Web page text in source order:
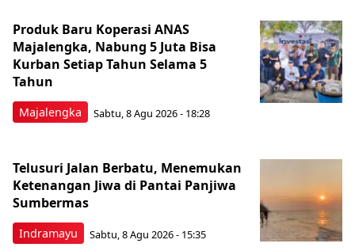
Majalengka
Produk Baru Koperasi ANAS
Majalengka, Nabung 5 Juta Bisa
Kurban Setiap Tahun Selama 5
Tahun
Sabtu, 8 Agu 2026 - 18:28
Indramayu
Telusuri Jalan Berbatu, Menemukan
Ketenangan Jiwa di Pantai Panjiwa
Sumbermas
Sabtu, 8 Agu 2026 - 15:35